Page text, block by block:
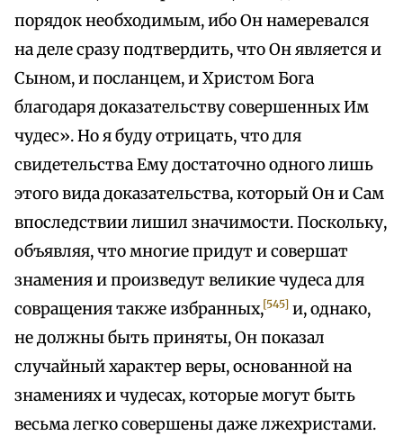
порядок необходимым, ибо Он намеревался
на деле сразу подтвердить, что Он является и
Сыном, и посланцем, и Христом Бога
благодаря доказательству совершенных Им
чудес». Но я буду отрицать, что для
свидетельства Ему достаточно одного лишь
этого вида доказательства, который Он и Сам
впоследствии лишил значимости. Поскольку,
объявляя, что многие придут и совершат
знамения и произведут великие чудеса для
совращения также избранных,[545] и, однако,
не должны быть приняты, Он показал
случайный характер веры, основанной на
знамениях и чудесах, которые могут быть
весьма легко совершены даже лжехристами.